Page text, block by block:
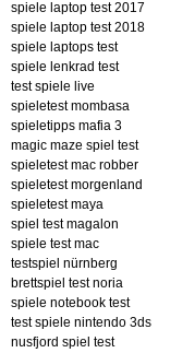
spiele laptop test 2017
spiele laptop test 2018
spiele laptops test
spiele lenkrad test
test spiele live
spieletest mombasa
spieletipps mafia 3
magic maze spiel test
spieletest mac robber
spieletest morgenland
spieletest maya
spiel test magalon
spiele test mac
testspiel nürnberg
brettspiel test noria
spiele notebook test
test spiele nintendo 3ds
nusfjord spiel test